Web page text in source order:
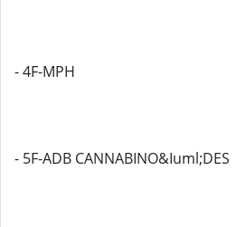
- 4F-MPH
- 5F-ADB CANNABINO&Iuml;DES